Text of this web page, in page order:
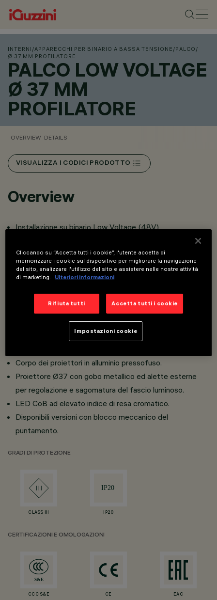
INTERNI /APPARECCHI PER BINARIO A BASSA TENSIONE /PALCO /
Ø 37 MM PROFILATORE
PALCO LOW VOLTAGE
Ø 37 MM
PROFILATORE
OVERVIEW DETAILS
VISUALIZZA I CODICI PRODOTTO
Overview
Installazione su binario Low Voltage (48V)
accoppiamento magnetico tra il retro e
il corpo anteriore del prodotto con gobo metallico e
alette esterne per una sagomatura e regolazione
manuale del fascio di luce in forme rotonde o
quadrangolari.
Proiettore con converter DC/DC integrato
Connessione adattatore - binario con sistema rapido a
Corpo dei proiettori in alluminio pressofuso.
Proiettore Ø37 con gobo metallico ed alette esterne
per regolazione e sagomatura del fascio luminoso.
LED CoB ad elevato indice di resa cromatico.
Disponibili versioni con blocco meccanico del
puntamento.
GRADI DI PROTEZIONE
CLASS III IP20
CERTIFICAZIONI E OMOLOGAZIONI
CCC S&E CE EAC
Cliccando su “Accetta tutti i cookie”, l'utente accetta di
memorizzare i cookie sul dispositivo per migliorare la navigazione
del sito, analizzare l'utilizzo del sito e assistere nelle nostre attività
di marketing.
Ulteriori informazioni
Rifiuta tutti Accetta tutti i cookie
Impostazioni cookie